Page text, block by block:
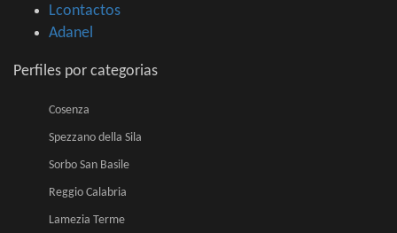
Lcontactos
Adanel
Perfiles por categorias
Cosenza
Spezzano della Sila
Sorbo San Basile
Reggio Calabria
Lamezia Terme